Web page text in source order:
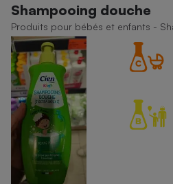
Shampooing douche
Produits pour bébés et enfants -